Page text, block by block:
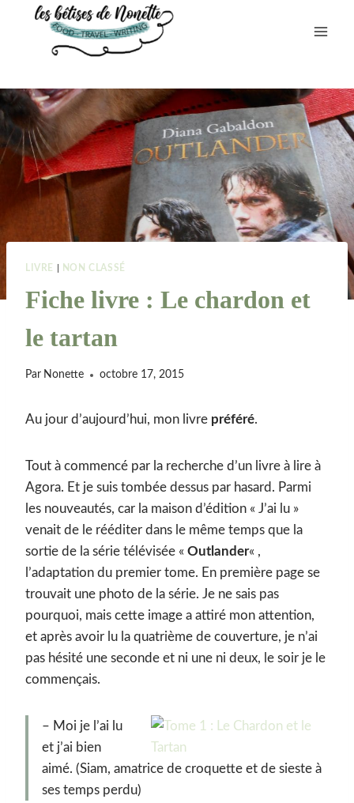
LIVRE NON CLASSÉ
Fiche livre : Le chardon et
le tartan
Par Nonette octobre 17, 2015
Au jour d’aujourd’hui, mon livre préféré.
Tout à commencé par la recherche d’un livre à lire à
Agora. Et je suis tombée dessus par hasard. Parmi
les nouveautés, car la maison d’édition « J’ai lu »
venait de le rééditer dans le même temps que la
sortie de la série télévisée « Outlander« ,
l’adaptation du premier tome. En première page se
trouvait une photo de la série. Je ne sais pas
pourquoi, mais cette image a attiré mon attention,
et après avoir lu la quatrième de couverture, je n’ai
pas hésité une seconde et ni une ni deux, le soir je le
commençais.
– Moi je l’ai lu
et j’ai bien
aimé. (Siam, amatrice de croquette et de sieste à
ses temps perdu)